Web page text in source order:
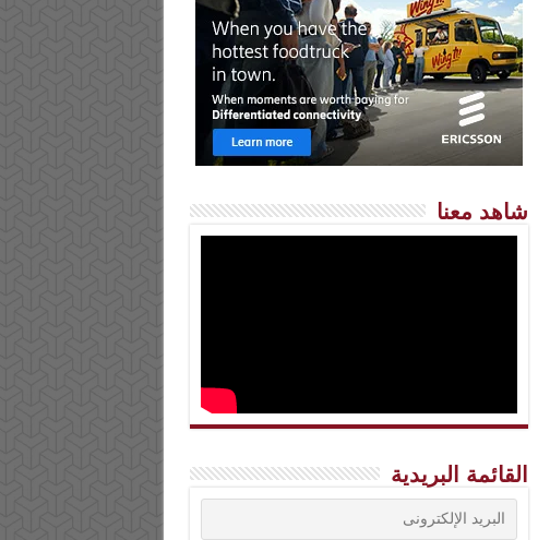
شاهد معنا
القائمة البريدية